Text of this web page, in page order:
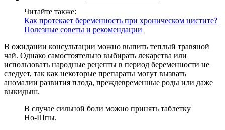
Читайте также:
Как протекает беременность при хроническом цистите?
Полезные советы и рекомендации
В ожидании консультации можно выпить теплый травяной
чай. Однако самостоятельно выбирать лекарства или
использовать народные рецепты в период беременности не
следует, так как некоторые препараты могут вызвать
аномалии развития плода, преждевременные роды или даже
выкидыш.
В случае сильной боли можно принять таблетку
Но-Шпы.